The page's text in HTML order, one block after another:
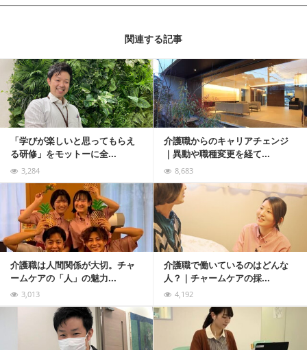
関連する記事
「学びが楽しいと思ってもらえ
る研修」をモットーに全...
3,284
介護職からのキャリアチェンジ
｜異動や職種変更を経て...
8,683
記事を読む
介護職は人間関係が大切。チャ
ームケアの「人」の魅力...
3,013
介護職で働いているのはどんな
人？｜チャームケアの採...
4,192
記事を読む
記事を読む